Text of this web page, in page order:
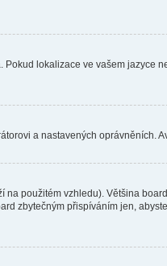
lokalizace ve vašem jazyce
a nastavených oprávněních.
použitém vzhledu). Většina
zbytečným přispíváním jen,